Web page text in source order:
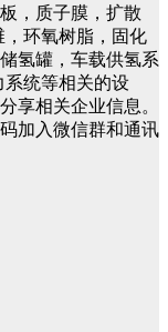
，质子膜，扩散
，环氧树脂，固化
氢罐，车载供氢系
统等相关的设
享相关企业信息。
加入微信群和通讯